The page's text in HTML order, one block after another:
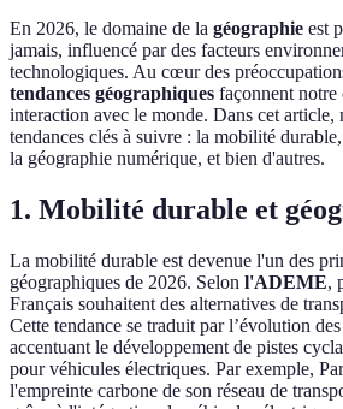
En 2026, le domaine de la géographie est
jamais, influencé par des facteurs
technologiques. Au cœur des
tendances géographiques façonnent notre
interaction avec le monde. Dans cet article,
tendances clés à suivre : la mobilité
la géographie numérique, et bien d'autres.
1. Mobilité durable et
La mobilité durable est devenue l'un des
géographiques de 2026. Selon l'ADEME,
Français souhaitent des alternatives de
Cette tendance se traduit par l’évolution
accentuant le développement de pistes
pour véhicules électriques. Par exemple,
l'empreinte carbone de son réseau de